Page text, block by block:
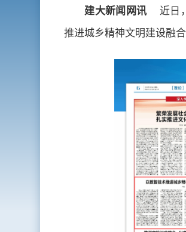
建大新闻网讯 近日
推进城乡精神文明建设融合